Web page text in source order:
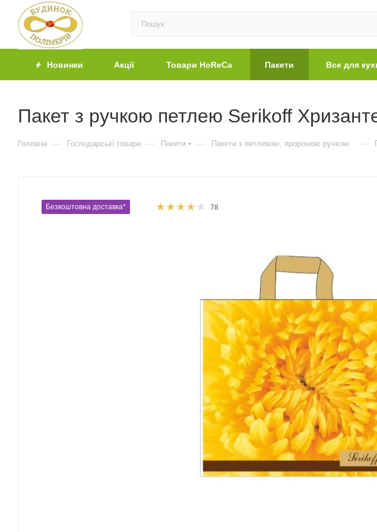
Новинки Акції Товари HoReCa Пакети Все для
Пакет з ручкою петлею Serikoff
Головна — Господарські товари — Пакети — Пакети з петлевою, прорізною ручкою —
Безкоштовна доставка* 78